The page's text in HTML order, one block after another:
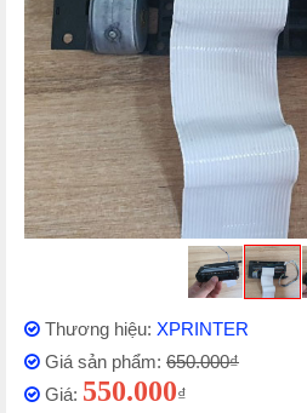
Thương hiệu: XPRINTER
Giá sản phẩm: 650.000₫
Giá: 550.000₫